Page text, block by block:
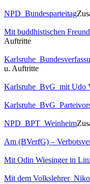
NPD_Bundesparteitag
Mit buddhistischen
Auftritte
u. Auftritte
Karlsruhe_BvG_mit Udo
NPD_BPT_Weinheim
Am (BVerfG) –
Mit Odin Wiesinger in
Mit dem